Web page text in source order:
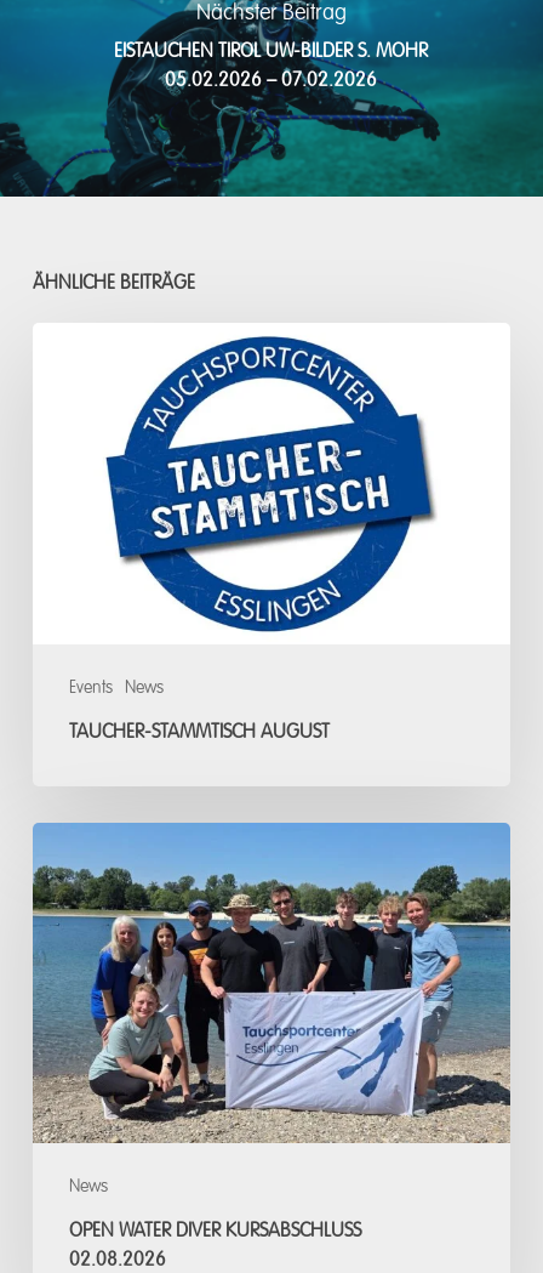
Nächster Beitrag
EISTAUCHEN TIROL UW-BILDER S. MOHR
05.02.2026 – 07.02.2026
ÄHNLICHE BEITRÄGE
Events News
TAUCHER-STAMMTISCH AUGUST
News
Water
Diver
Kursabschluss
02.08.2026
OPEN WATER DIVER KURSABSCHLUSS
02.08.2026